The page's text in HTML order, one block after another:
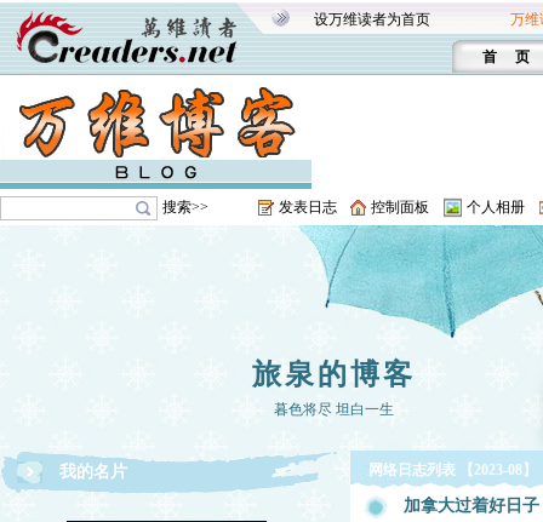
设万维读者为首页 万维
首 页
搜索>> 发表日志 控制面板 个人相册
旅泉的博客
暮色将尽 坦白一生
我的名片 网络日志列表 【2023-08】
加拿大过着好日